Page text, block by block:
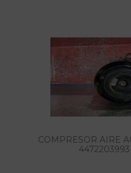
COMPRESOR AIRE
4472203993